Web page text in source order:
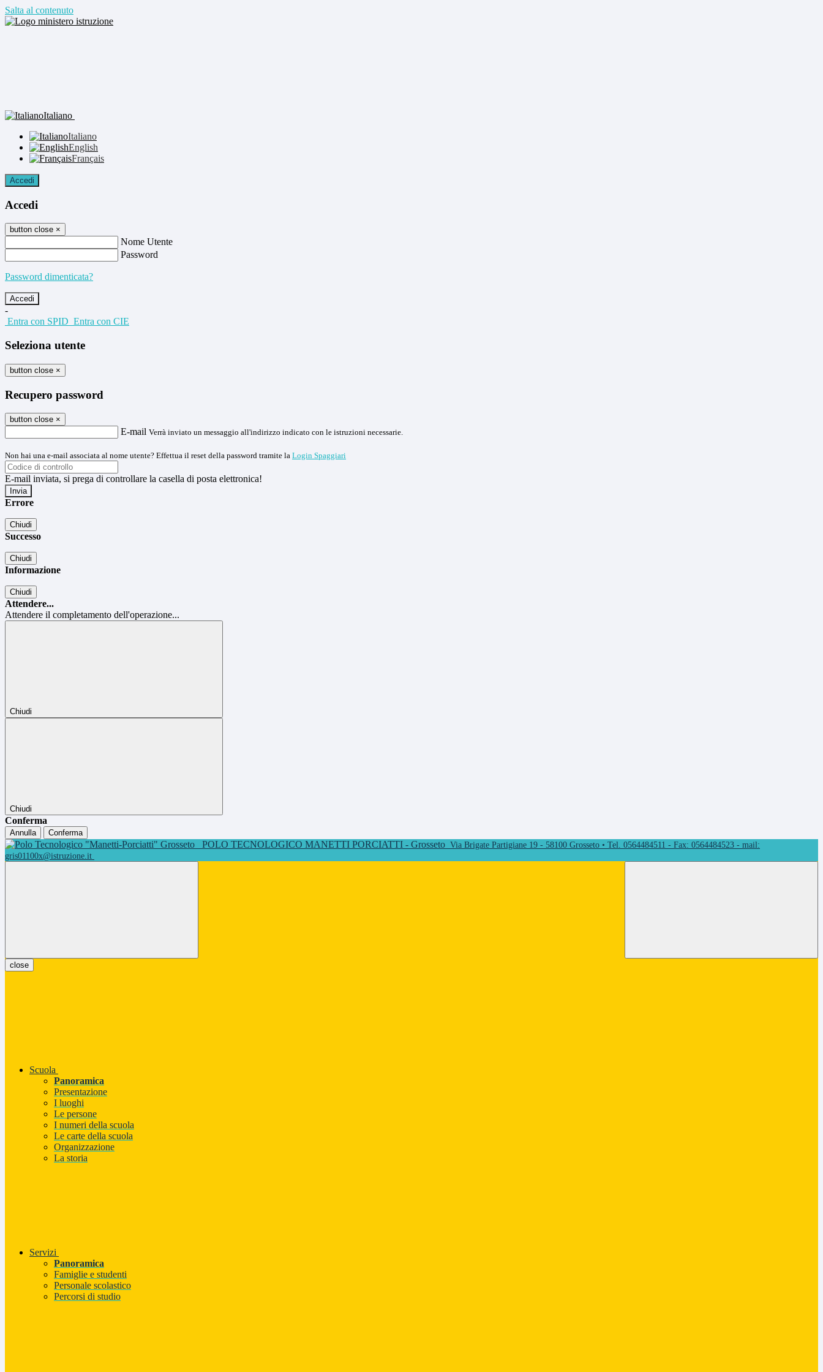
Salta al contenuto
Italiano
Italiano
English
Français
Accedi
Accedi
button close ×
Nome Utente
Password
Password dimenticata?
-
Entra con SPID Entra con CIE
Seleziona utente
button close ×
Recupero password
button close ×
E-mail Verrà inviato un messaggio all'indirizzo indicato con le istruzioni necessarie.
Non hai una e-mail associata al nome utente? Effettua il reset della password tramite la Login Spaggiari
E-mail inviata, si prega di controllare la casella di posta elettronica!
Errore
Chiudi
Successo
Chiudi
Informazione
Chiudi
Attendere...
Attendere il completamento dell'operazione...
Chiudi
Chiudi
Conferma
Annulla Conferma
POLO TECNOLOGICO MANETTI PORCIATTI - Grosseto Via Brigate Partigiane 19 - 58100 Grosseto • Tel. 0564484511 - Fax: 0564484523 - mail:
gris01100x@istruzione.it
close
Scuola
Panoramica
Presentazione
I luoghi
Le persone
I numeri della scuola
Le carte della scuola
Organizzazione
La storia
Servizi
Panoramica
Famiglie e studenti
Personale scolastico
Percorsi di studio